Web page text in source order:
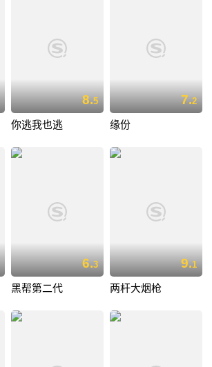
8.5
你逃我也逃
7.2
缘份
6.3
黑帮第二代
9.1
两杆大烟枪